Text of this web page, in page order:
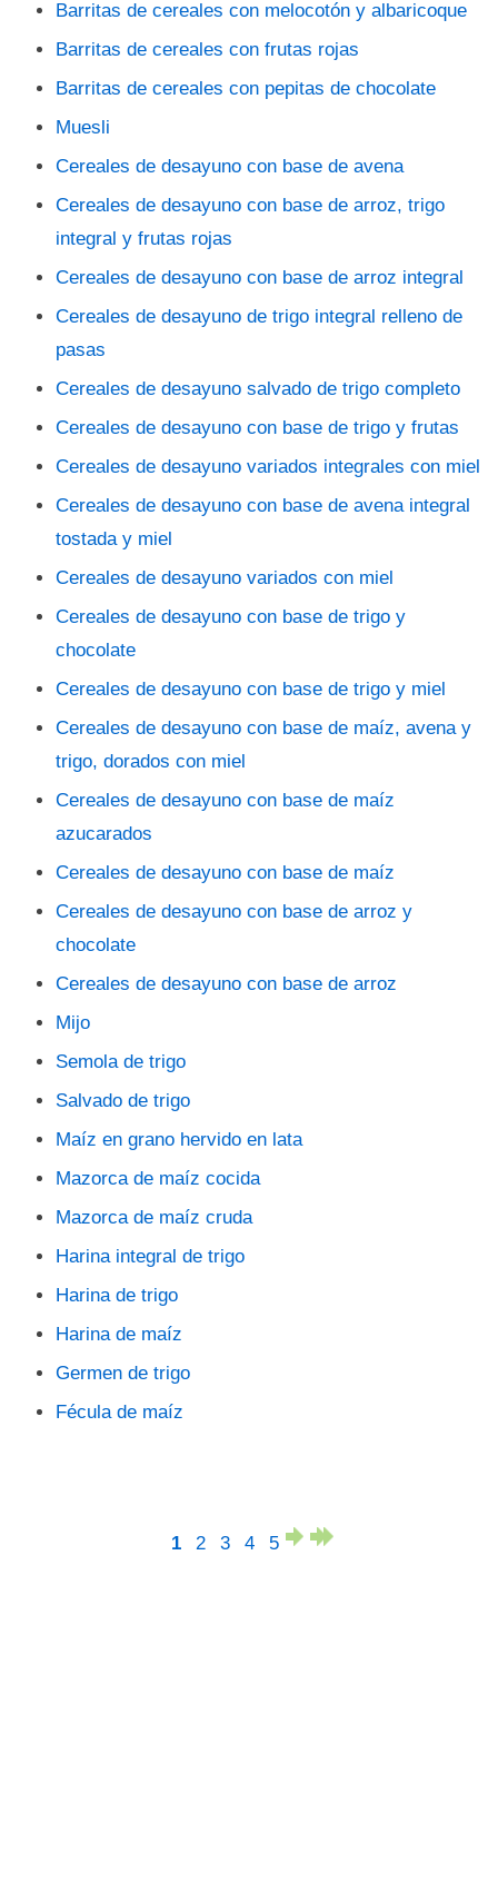
Barritas de cereales con melocotón y albaricoque
Barritas de cereales con frutas rojas
Barritas de cereales con pepitas de chocolate
Muesli
Cereales de desayuno con base de avena
Cereales de desayuno con base de arroz, trigo
integral y frutas rojas
Cereales de desayuno con base de arroz integral
Cereales de desayuno de trigo integral relleno de
pasas
Cereales de desayuno salvado de trigo completo
Cereales de desayuno con base de trigo y frutas
Cereales de desayuno variados integrales con miel
Cereales de desayuno con base de avena integral
tostada y miel
Cereales de desayuno variados con miel
Cereales de desayuno con base de trigo y
chocolate
Cereales de desayuno con base de trigo y miel
Cereales de desayuno con base de maíz, avena y
trigo, dorados con miel
Cereales de desayuno con base de maíz
azucarados
Cereales de desayuno con base de maíz
Cereales de desayuno con base de arroz y
chocolate
Cereales de desayuno con base de arroz
Mijo
Semola de trigo
Salvado de trigo
Maíz en grano hervido en lata
Mazorca de maíz cocida
Mazorca de maíz cruda
Harina integral de trigo
Harina de trigo
Harina de maíz
Germen de trigo
Fécula de maíz
1 2 3 4 5